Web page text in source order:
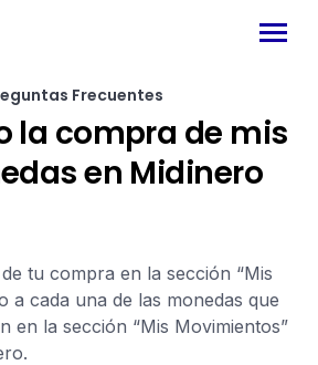
Frecuentes
la compra de mis
en Midinero
tu compra en la sección “Mis
a cada una de las monedas que
en la sección “Mis Movimientos”